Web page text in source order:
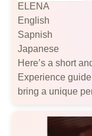
ELENA
English
Sapnish
Japanese
Here’s a short
Experience
bring a unique